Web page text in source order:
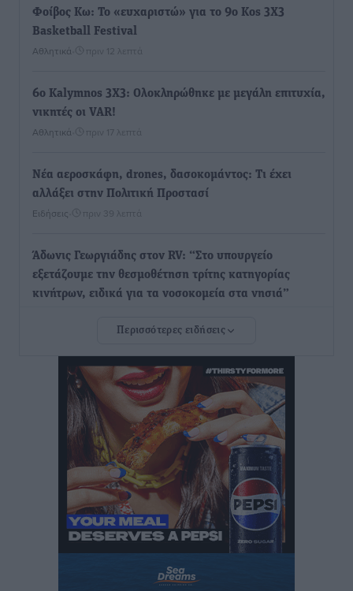
Φοίβος Κω: Το «ευχαριστώ» για το 9ο Kos 3X3
Basketball Festival
Αθλητικά πριν 12 λεπτά
6ο Kalymnos 3X3: Ολοκληρώθηκε με μεγάλη επιτυχία,
νικητές οι VAR!
Αθλητικά πριν 17 λεπτά
Νέα αεροσκάφη, drones, δασοκομάντος: Τι έχει
αλλάξει στην Πολιτική Προστασί
Ειδήσεις πριν 39 λεπτά
Άδωνις Γεωργιάδης στον RV: “Στο υπουργείο
εξετάζουμε την θεσμοθέτηση τρίτης κατηγορίας
κινήτρων, ειδικά για τα νοσοκομεία στα νησιά”
Θετικό κλίμα και κοινό όραμα για την ανάδειξη της
ιστορίας της Ρόδου στο Αεροδρόμιο «Διαγόρας»
Τοπικές Ειδήσεις πριν 56 λεπτά
Αντώνης Καμπουράκης: «Ένα σπουδαίο έργο
πολιτισμού για τη Ρόδο, που σχεδιάσαμε και
εξασφαλίσαμε τη χρηματοδότησή του, γίνεται
πραγματικότητα»
Τοπικές Ειδήσεις• πριν 1 ώρα
Στο Α΄ Νεκροταφείο το μνημόσυνο για τον έναν χρόνο
από τον θάνατο της Λένας Σαμαρά
Περισσότερες ειδήσεις